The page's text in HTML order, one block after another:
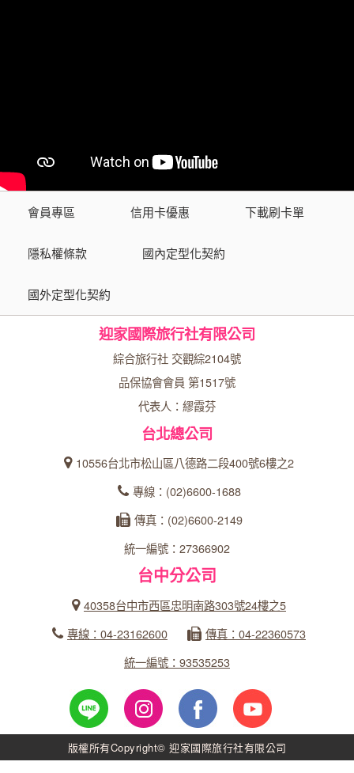
會員專區 信用卡優惠 下載刷卡單
隱私權條款 國內定型化契約
國外定型化契約
迎家國際旅行社有限公司
綜合旅行社 交觀綜2104號
品保協會會員 第1517號
代表人：繆霞芬
台北總公司
10556台北市松山區八德路二段400號6樓之2
專線：(02)6600-1688
傳真：(02)6600-2149
統一編號：27366902
台中分公司
40358台中市西區忠明南路303號24樓之5
專線：04-23162600
傳真：04-22360573
統一編號：93535253
版權所有Copyright© 迎家國際旅行社有限公司